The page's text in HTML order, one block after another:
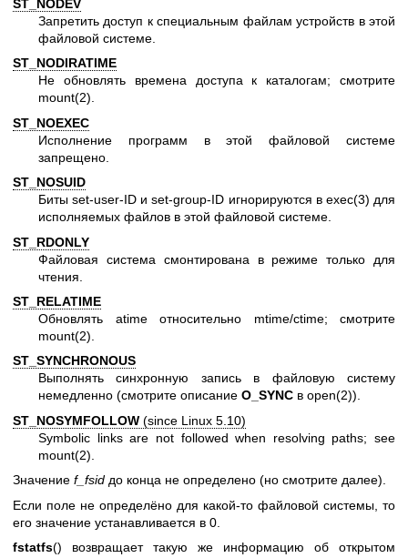
ST_NODEV
Запретить доступ к специальным файлам устройств в этой
файловой системе.
ST_NODIRATIME
Не обновлять времена доступа к каталогам; смотрите
mount(2).
ST_NOEXEC
Исполнение программ в этой файловой системе
запрещено.
ST_NOSUID
Биты set-user-ID и set-group-ID игнорируются в exec(3) для
исполняемых файлов в этой файловой системе.
ST_RDONLY
Файловая система смонтирована в режиме только для
чтения.
ST_RELATIME
Обновлять atime относительно mtime/ctime; смотрите
mount(2)
ST_SYNCHRONOUS
Выполнять синхронную запись в файловую систему
немедленно (смотрите описание O_SYNC в open(2)).
ST_NOSYMFOLLOW (since Linux 5.10)
Symbolic links are not followed when resolving paths; see
mount(2)
Значение f_fsid до конца не определено (но смотрите далее).
Если поле не определёно для какой-то файловой системы, то
его значение устанавливается в 0.
fstatfs() возвращает такую же информацию об открытом